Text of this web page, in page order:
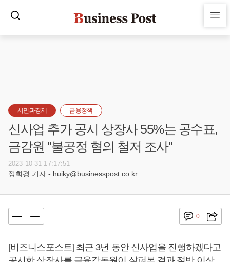
시민과경제 금융정책
신사업 추가 공시 상장사 55%는 공수표,
금감원 "불공정 혐의 철저 조사"
2023-10-31 17:17:51
정희경 기자 - huiky@businesspost.co.kr
0
[비즈니스포스트] 최근 3년 동안 신사업을 진행하겠다고